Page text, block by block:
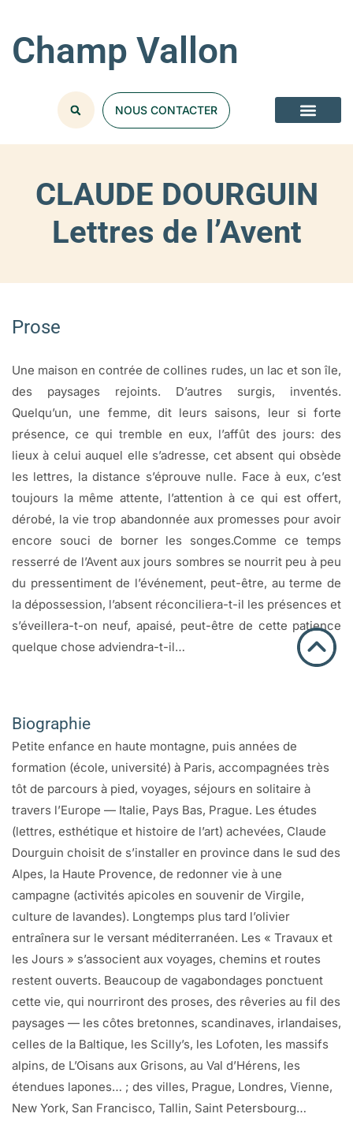
Champ Vallon
NOUS CONTACTER
CLAUDE DOURGUIN
Lettres de l’Avent
Prose
Une maison en contrée de collines rudes, un lac et son île,
des paysages rejoints. D’autres surgis, inventés.
Quelqu’un, une femme, dit leurs saisons, leur si forte
présence, ce qui tremble en eux, l’affût des jours: des
lieux à celui auquel elle s’adresse, cet absent qui obsède
les lettres, la distance s’éprouve nulle. Face à eux, c’est
toujours la même attente, l’attention à ce qui est offert,
dérobé, la vie trop abandonnée aux promesses pour avoir
encore souci de borner les songes.Comme ce temps
resserré de l’Avent aux jours sombres se nourrit peu à peu
du pressentiment de l’événement, peut-être, au terme de
la dépossession, l’absent réconciliera-t-il les présences et
s’éveillera-t-on neuf, apaisé, peut-être de cette patience
quelque chose adviendra-t-il…
Biographie
Petite enfance en haute montagne, puis années de
formation (école, université) à Paris, accompagnées très
tôt de parcours à pied, voyages, séjours en solitaire à
travers l’Europe — Italie, Pays Bas, Prague. Les études
(lettres, esthétique et histoire de l’art) achevées, Claude
Dourguin choisit de s’installer en province dans le sud des
Alpes, la Haute Provence, de redonner vie à une
campagne (activités apicoles en souvenir de Virgile,
culture de lavandes). Longtemps plus tard l’olivier
entraînera sur le versant méditerranéen. Les « Travaux et
les Jours » s’associent aux voyages, chemins et routes
restent ouverts. Beaucoup de vagabondages ponctuent
cette vie, qui nourriront des proses, des rêveries au fil des
paysages — les côtes bretonnes, scandinaves, irlandaises,
celles de la Baltique, les Scilly’s, les Lofoten, les massifs
alpins, de L’Oisans aux Grisons, au Val d’Hérens, les
étendues lapones… ; des villes, Prague, Londres, Vienne,
New York, San Francisco, Tallin, Saint Petersbourg…